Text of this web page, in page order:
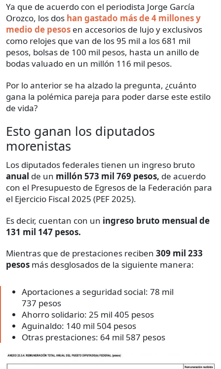
Ya que de acuerdo con el periodista Jorge García
Orozco, los dos han gastado más de 4 millones y
medio de pesos en accesorios de lujo y exclusivos
como relojes que van de los 95 mil a los 681 mil
pesos, bolsas de 100 mil pesos, hasta un anillo de
bodas valuado en un millón 116 mil pesos.
Por lo anterior se ha alzado la pregunta, ¿cuánto
gana la polémica pareja para poder darse este estilo
de vida?
Esto ganan los diputados
morenistas
Los diputados federales tienen un ingreso bruto
anual de un millón 573 mil 769 pesos, de acuerdo
con el Presupuesto de Egresos de la Federación para
el Ejercicio Fiscal 2025 (PEF 2025).
Es decir, cuentan con un ingreso bruto mensual de
131 mil 147 pesos.
Mientras que de prestaciones reciben 309 mil 233
pesos más desglosados de la siguiente manera:
Aportaciones a seguridad social: 78 mil
737 pesos
Ahorro solidario: 25 mil 405 pesos
Aguinaldo: 140 mil 504 pesos
Otras prestaciones: 64 mil 587 pesos